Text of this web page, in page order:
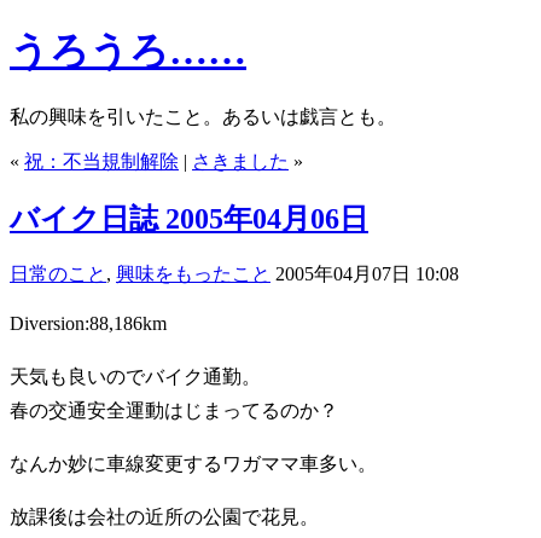
うろうろ……
私の興味を引いたこと。あるいは戯言とも。
« 祝：不当規制解除 | さきました »
バイク日誌 2005年04月06日
日常のこと , 興味をもったこと 2005年04月07日 10:08
Diversion:88,186km
天気も良いのでバイク通勤。
春の交通安全運動はじまってるのか？
なんか妙に車線変更するワガママ車多い。
放課後は会社の近所の公園で花見。